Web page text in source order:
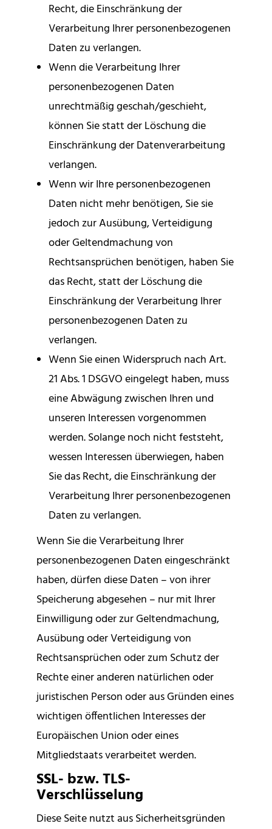
Recht, die Einschränkung der
Verarbeitung Ihrer personenbezogenen
Daten zu verlangen.
Wenn die Verarbeitung Ihrer
personenbezogenen Daten
unrechtmäßig geschah/geschieht,
können Sie statt der Löschung die
Einschränkung der Datenverarbeitung
verlangen.
Wenn wir Ihre personenbezogenen
Daten nicht mehr benötigen, Sie sie
jedoch zur Ausübung, Verteidigung
oder Geltendmachung von
Rechtsansprüchen benötigen, haben Sie
das Recht, statt der Löschung die
Einschränkung der Verarbeitung Ihrer
personenbezogenen Daten zu
verlangen.
Wenn Sie einen Widerspruch nach Art.
21 Abs. 1 DSGVO eingelegt haben, muss
eine Abwägung zwischen Ihren und
unseren Interessen vorgenommen
werden. Solange noch nicht feststeht,
wessen Interessen überwiegen, haben
Sie das Recht, die Einschränkung der
Verarbeitung Ihrer personenbezogenen
Daten zu verlangen.
Wenn Sie die Verarbeitung Ihrer
personenbezogenen Daten eingeschränkt
haben, dürfen diese Daten – von ihrer
Speicherung abgesehen – nur mit Ihrer
Einwilligung oder zur Geltendmachung,
Ausübung oder Verteidigung von
Rechtsansprüchen oder zum Schutz der
Rechte einer anderen natürlichen oder
juristischen Person oder aus Gründen eines
wichtigen öffentlichen Interesses der
Europäischen Union oder eines
Mitgliedstaats verarbeitet werden.
SSL- bzw. TLS-
Verschlüsselung
Diese Seite nutzt aus Sicherheitsgründen